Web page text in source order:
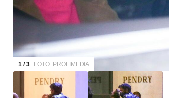
1 / 3 FOTO: PROFIMEDIA